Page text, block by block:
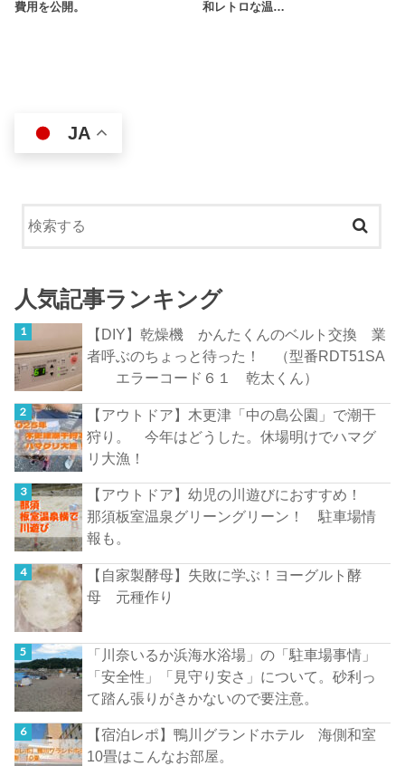
費用を公開。
和レトロな温…
JA
人気記事ランキング
【DIY】乾燥機 かんたくんのベルト交換 業
者呼ぶのちょっと待った！ （型番RDT51SA
エラーコード６１ 乾太くん）
【アウトドア】木更津「中の島公園」で潮干
狩り。 今年はどうした。休場明けでハマグ
リ大漁！
【アウトドア】幼児の川遊びにおすすめ！
那須板室温泉グリーングリーン！ 駐車場情
報も。
【自家製酵母】失敗に学ぶ！ヨーグルト酵
母 元種作り
「川奈いるか浜海水浴場」の「駐車場事情」
「安全性」「見守り安さ」について。砂利っ
て踏ん張りがきかないので要注意。
【宿泊レポ】鴨川グランドホテル 海側和室
10畳はこんなお部屋。